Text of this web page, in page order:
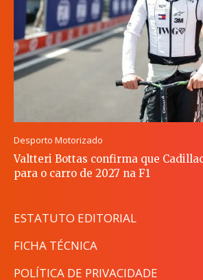
Desporto Motorizado
Valtteri Bottas confirma que
para o carro de 2027 na F1
ESTATUTO EDITORIAL
FICHA TÉCNICA
POLÍTICA DE PRIVACIDADE